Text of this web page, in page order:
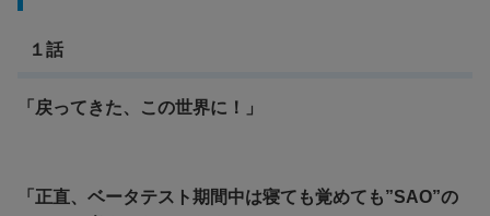
１話
「戻ってきた、この世界に！」
「正直、ベータテスト期間中は寝ても覚めても”SAO”の